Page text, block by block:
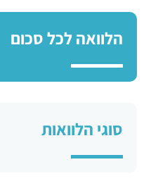
הלוואה לכל סכום
סוגי הלוואות